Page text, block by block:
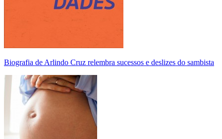
Biografia de Arlindo Cruz relembra sucessos e deslizes do sambista